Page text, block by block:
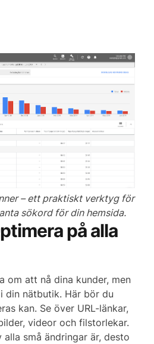
– ett praktiskt verktyg för
sökord för din hemsida.
på alla
om att nå dina kunder, men
din nätbutik. Här bör du
kan. Se över URL-länkar,
videor och filstorlekar.
små ändringar är, desto